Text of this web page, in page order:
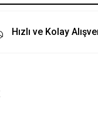
Hızlı ve Kolay